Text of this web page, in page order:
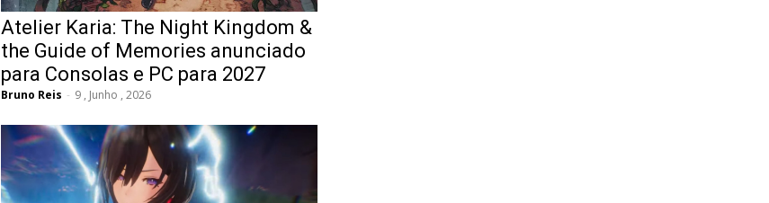
Atelier Karia: The Night Kingdom &
the Guide of Memories anunciado
para Consolas e PC para 2027
Bruno Reis - 9 , Junho , 2026